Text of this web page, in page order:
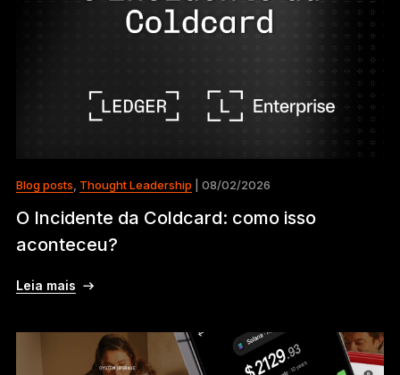
Blog posts Thought Leadership | 08/02/2026
O Incidente da Coldcard: como isso
aconteceu?
Leia mais